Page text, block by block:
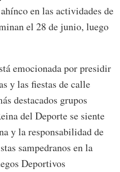
en las actividades de
el 28 de junio, luego
emocionada por presidir
y las fiestas de calle
destacados grupos
del Deporte se siente
y la responsabilidad de
sampedranos en la
Deportivos